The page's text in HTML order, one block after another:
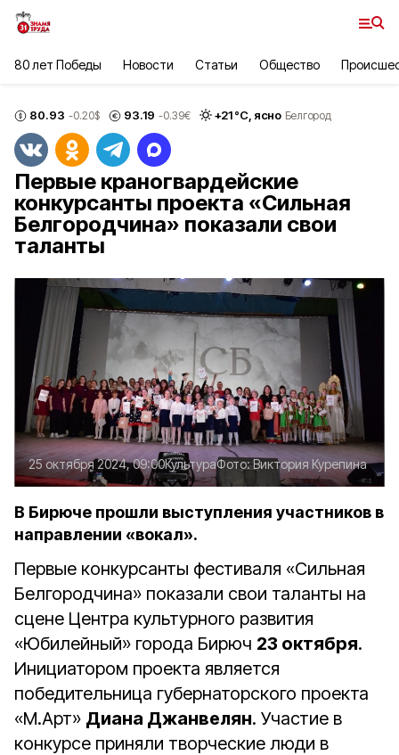
80 лет Победы Новости Статьи Общество
80.93 -0.20$ 93.19 -0.39€ +21°С, ясно Белгород
Первые краногвардейские
конкурсанты проекта «Сильная
Белгородчина» показали свои
таланты
25 октября 2024, 09:00КультураФото:Виктория Курепина
В Бирюче прошли выступления участников в
направлении «вокал».
Первые конкурсанты фестиваля «Сильная
Белгородчина» показали свои таланты на
сцене Центра культурного развития
«Юбилейный» города Бирюч 23 октября.
Инициатором проекта является
победительница губернаторского проекта
«М.Арт» Диана Джанвелян. Участие в
конкурсе приняли творческие люди в